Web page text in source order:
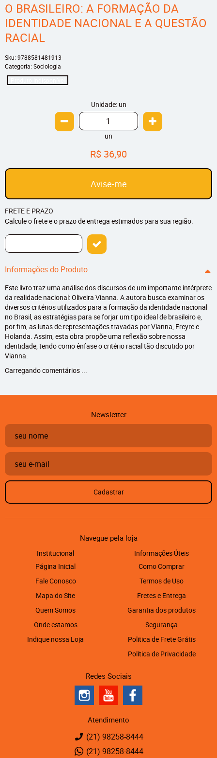
O BRASILEIRO: A FORMAÇÃO DA
IDENTIDADE NACIONAL E A QUESTÃO
RACIAL
Sku: 9788581481913
Categoria: Sociologia
Unidade: un
un
R$ 36,90
Avise-me
FRETE E PRAZO
Calcule o frete e o prazo de entrega estimados para sua região:
Informações do Produto
Este livro traz uma análise dos discursos de um importante intérprete
da realidade nacional: Oliveira Vianna. A autora busca examinar os
diversos critérios utilizados para a formação da identidade nacional
no Brasil, as estratégias para se forjar um tipo ideal de brasileiro e,
por fim, as lutas de representações travadas por Vianna, Freyre e
Holanda. Assim, esta obra propõe uma reflexão sobre nossa
identidade, tendo como ênfase o critério racial tão discutido por
Vianna.
Carregando comentários ...
Newsletter
Cadastrar
Navegue pela loja
Institucional
Página Inicial
Fale Conosco
Mapa do Site
Quem Somos
Onde estamos
Indique nossa Loja
Informações Úteis
Como Comprar
Termos de Uso
Fretes e Entrega
Garantia dos produtos
Segurança
Politica de Frete Grátis
Política de Privacidade
Redes Sociais
Atendimento
(21) 98258-8444
(21) 98258-8444